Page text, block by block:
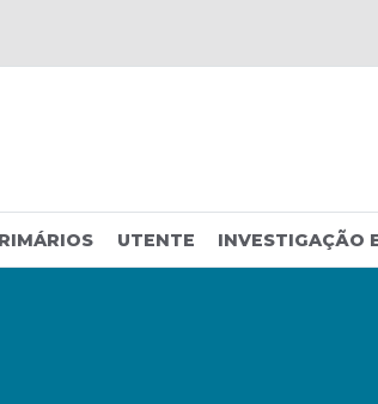
UTENTE INVESTIGAÇÃO